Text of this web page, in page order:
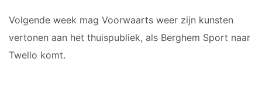
ZAAL
Volgende week mag Voorwaarts weer zijn kunsten
vertonen aan het thuispubliek, als Berghem Sport naar
Twello komt.